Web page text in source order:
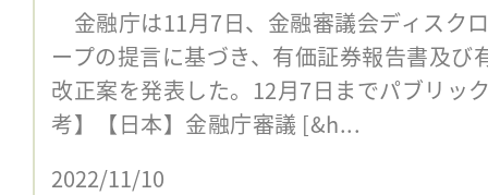
金融庁は11月7日、金融審議会ディスク
ープの提言に基づき、有価証券報告書及び
改正案を発表した。12月7日までパブリッ
考】【日本】金融庁審議 [&h...
2022/11/10